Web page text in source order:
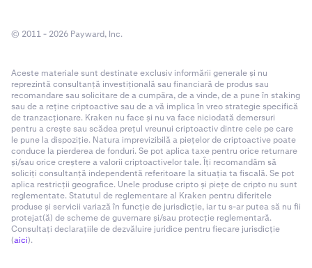
© 2011 - 2026 Payward, Inc.
Aceste materiale sunt destinate exclusiv informării generale și nu
reprezintă consultanță investițională sau financiară de produs sau
recomandare sau solicitare de a cumpăra, de a vinde, de a pune în staking
sau de a reține criptoactive sau de a vă implica în vreo strategie specifică
de tranzacționare. Kraken nu face și nu va face niciodată demersuri
pentru a crește sau scădea prețul vreunui criptoactiv dintre cele pe care
le pune la dispoziție. Natura imprevizibilă a piețelor de criptoactive poate
conduce la pierderea de fonduri. Se pot aplica taxe pentru orice returnare
și/sau orice creștere a valorii criptoactivelor tale. Îți recomandăm să
soliciți consultanță independentă referitoare la situația ta fiscală. Se pot
aplica restricții geografice. Unele produse cripto și piețe de cripto nu sunt
reglementate. Statutul de reglementare al Kraken pentru diferitele
produse și servicii variază în funcție de jurisdicție, iar tu s-ar putea să nu fii
protejat(ă) de scheme de guvernare și/sau protecție reglementară.
Consultați declarațiile de dezvăluire juridice pentru fiecare jurisdicție
(aici).